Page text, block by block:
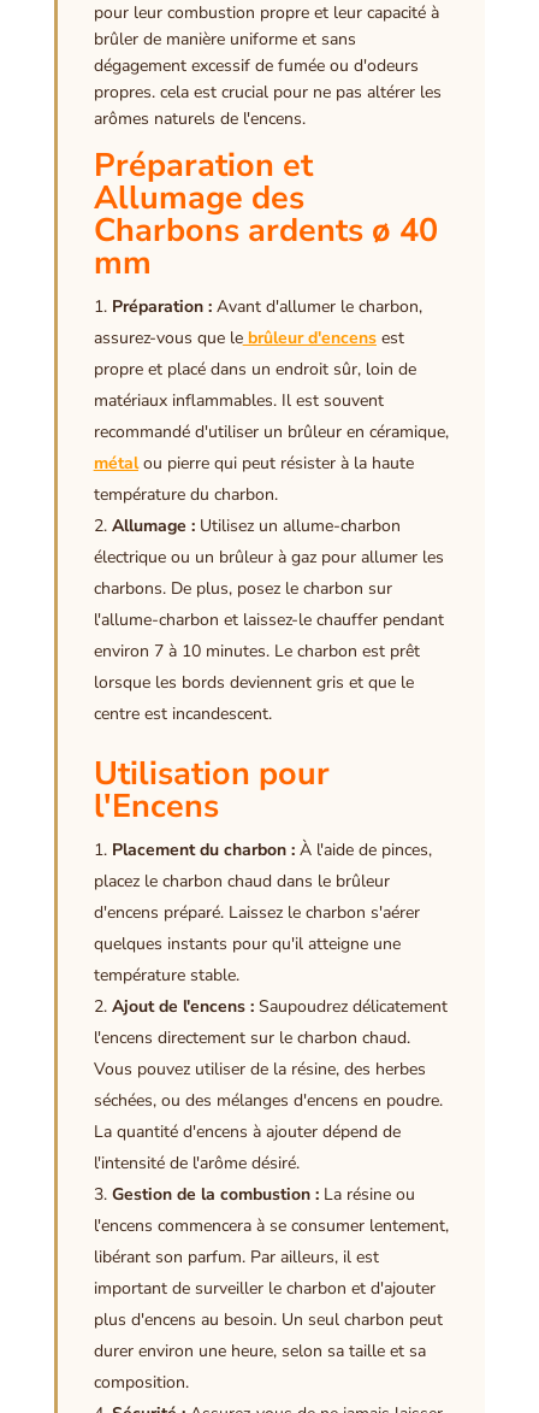
pour leur combustion propre et leur capacité à
brûler de manière uniforme et sans
dégagement excessif de fumée ou d'odeurs
propres. cela est crucial pour ne pas altérer les
arômes naturels de l'encens.
Préparation et
Allumage des
Charbons ardents ø 40
mm
Préparation :Avant d'allumer le charbon,
assurez-vous que lebrûleur d'encensest
propre et placé dans un endroit sûr, loin de
matériaux inflammables. Il est souvent
recommandé d'utiliser un brûleur en céramique,
métalou pierre qui peut résister à la haute
température du charbon.
Allumage :Utilisez un allume-charbon
électrique ou un brûleur à gaz pour allumer les
charbons. De plus, posez le charbon sur
l'allume-charbon et laissez-le chauffer pendant
environ 7 à 10 minutes. Le charbon est prêt
lorsque les bords deviennent gris et que le
centre est incandescent.
Utilisation pour
l'Encens
Placement du charbon :À l'aide de pinces,
placez le charbon chaud dans le brûleur
d'encens préparé. Laissez le charbon s'aérer
quelques instants pour qu'il atteigne une
température stable.
Ajout de l'encens :Saupoudrez délicatement
l'encens directement sur le charbon chaud.
Vous pouvez utiliser de la résine, des herbes
séchées, ou des mélanges d'encens en poudre.
La quantité d'encens à ajouter dépend de
l'intensité de l'arôme désiré.
Gestion de la combustion :La résine ou
l'encens commencera à se consumer lentement,
libérant son parfum. Par ailleurs, il est
important de surveiller le charbon et d'ajouter
plus d'encens au besoin. Un seul charbon peut
durer environ une heure, selon sa taille et sa
composition.